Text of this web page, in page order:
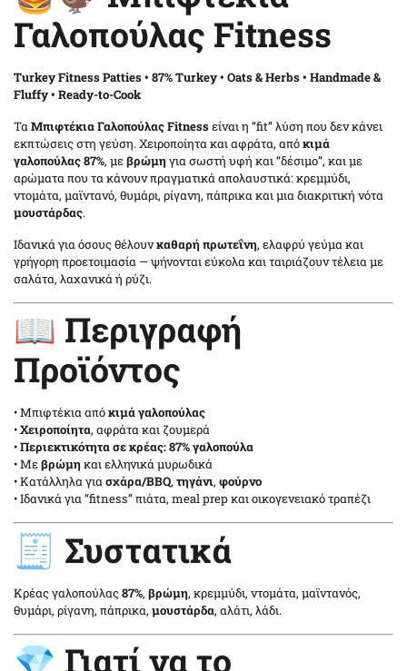
Γαλοπούλας Fitness
Turkey Fitness Patties • 87% Turkey • Oats & Herbs • Handmade &
Fluffy • Ready-to-Cook
ΤαΜπιφτέκια Γαλοπούλας Fitness είναι η “fit” λύση που δεν κάνει
εκπτώσεις στη γεύση. Χειροποίητα και αφράτα, απόκιμά
γαλοπούλας 87%, μεβρώμη για σωστή υφή και “δέσιμο”, και με
αρώματα που τα κάνουν πραγματικά απολαυστικά: κρεμμύδι,
ντομάτα, μαϊντανό, θυμάρι, ρίγανη, πάπρικα και μια διακριτική νότα
μουστάρδας.
Ιδανικά για όσους θέλουνκαθαρή πρωτεΐνη, ελαφρύ γεύμα και
γρήγορη προετοιμασία — ψήνονται εύκολα και ταιριάζουν τέλεια με
σαλάτα, λαχανικά ή ρύζι.
📖 Περιγραφή
Προϊόντος
• Μπιφτέκια απόκιμά γαλοπούλας
•Χειροποίητα, αφράτα και ζουμερά
•Περιεκτικότητα σε κρέας:87% γαλοπούλα
• Μεβρώμη και ελληνικά μυρωδικά
• Κατάλληλα γιασχάρα/BBQ, τηγάνι, φούρνο
• Ιδανικά για “fitness” πιάτα, meal prep και οικογενειακό τραπέζι
🧾 Συστατικά
Κρέας γαλοπούλας87%, βρώμη, κρεμμύδι, ντομάτα, μαϊντανός,
θυμάρι, ρίγανη, πάπρικα, μουστάρδα, αλάτι, λάδι.
💎 Γιατί να το